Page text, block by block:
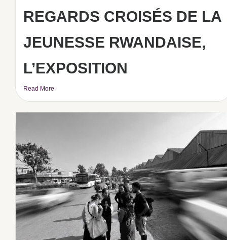
REGARDS CROISÉS DE LA
JEUNESSE RWANDAISE,
L’EXPOSITION
Read More